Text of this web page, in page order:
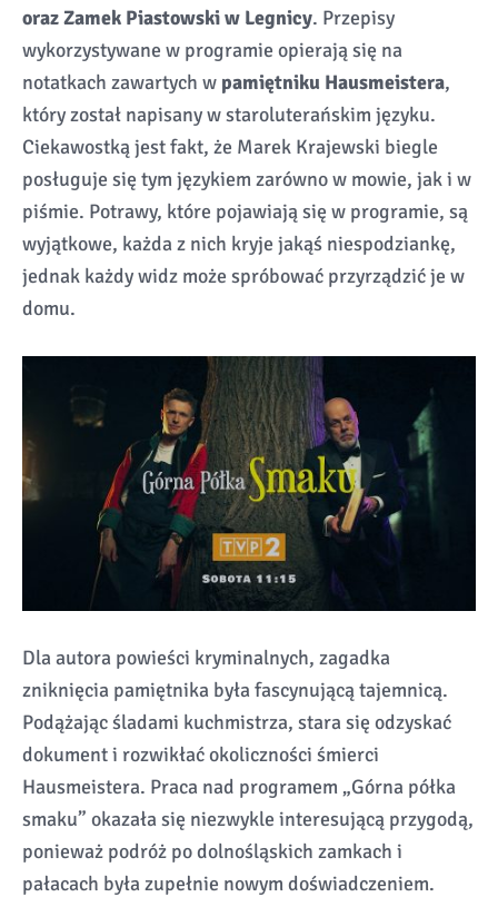
oraz Zamek Piastowski w Legnicy. Przepisy
wykorzystywane w programie opierają się na
notatkach zawartych w pamiętniku Hausmeistera,
który został napisany w staroluterańskim języku.
Ciekawostką jest fakt, że Marek Krajewski biegle
posługuje się tym językiem zarówno w mowie, jak i w
piśmie. Potrawy, które pojawiają się w programie, są
wyjątkowe, każda z nich kryje jakąś niespodziankę,
jednak każdy widz może spróbować przyrządzić je w
domu.
Dla autora powieści kryminalnych, zagadka
zniknięcia pamiętnika była fascynującą tajemnicą.
Podążając śladami kuchmistrza, stara się odzyskać
dokument i rozwikłać okoliczności śmierci
Hausmeistera. Praca nad programem „Górna półka
smaku” okazała się niezwykle interesującą przygodą,
ponieważ podróż po dolnośląskich zamkach i
pałacach była zupełnie nowym doświadczeniem.